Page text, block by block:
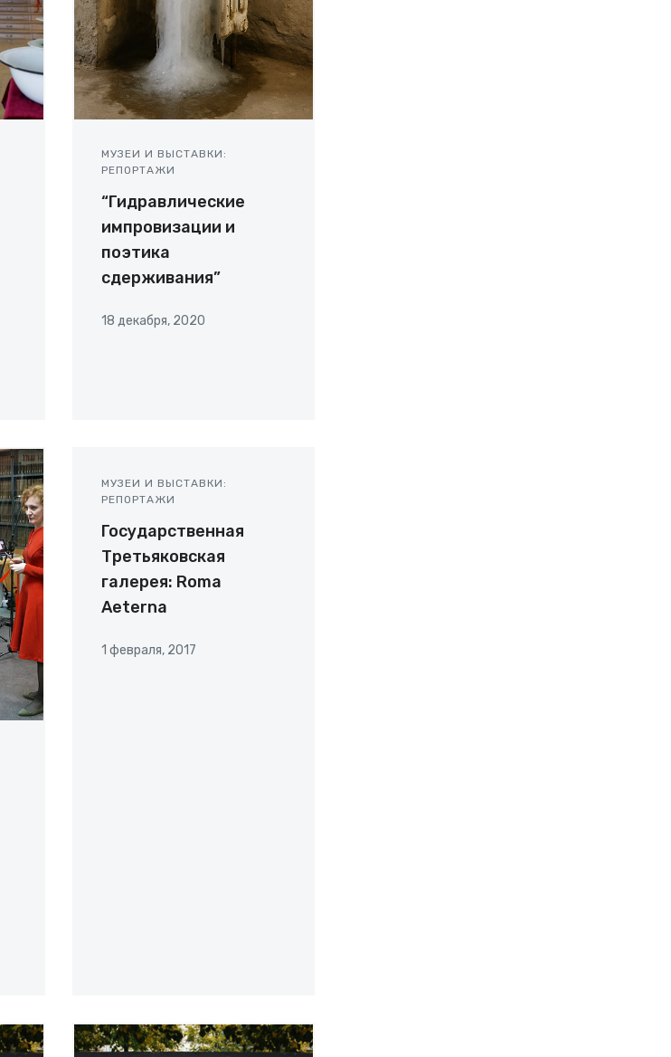
МУЗЕИ И ВЫСТАВКИ:
РЕПОРТАЖИ
“Гидравлические
импровизации и
поэтика
сдерживания”
18 декабря, 2020
МУЗЕИ И ВЫСТАВКИ:
РЕПОРТАЖИ
Государственная
Третьяковская
галерея: Roma
Aeterna
1 февраля, 2017